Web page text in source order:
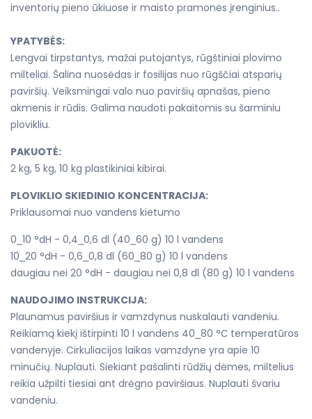
inventorių pieno ūkiuose ir maisto pramonės įrenginius..
YPATYBĖS:
Lengvai tirpstantys, mažai putojantys, rūgštiniai plovimo
milteliai. Šalina nuosėdas ir fosilijas nuo rūgščiai atsparių
paviršių. Veiksmingai valo nuo paviršių apnašas, pieno
akmenis ir rūdis. Galima naudoti pakaitomis su šarminiu
plovikliu.
PAKUOTĖ:
2 kg, 5 kg, 10 kg plastikiniai kibirai.
PLOVIKLIO SKIEDINIO KONCENTRACIJA:
Priklausomai nuo vandens kietumo
0⎯10 °dH - 0,4⎯0,6 dl (40⎯60 g) 10 l vandens
10⎯20 °dH - 0,6⎯0,8 dl (60⎯80 g) 10 l vandens
daugiau nei 20 °dH - daugiau nei 0,8 dl (80 g) 10 l vandens
NAUDOJIMO INSTRUKCIJA:
Plaunamus paviršius ir vamzdynus nuskalauti vandeniu.
Reikiamą kiekį ištirpinti 10 l vandens 40⎯80 °С temperatūros
vandenyje. Cirkuliacijos laikas vamzdyne yra apie 10
minučių. Nuplauti. Siekiant pašalinti rūdžių dėmes, miltelius
reikia užpilti tiesiai ant drėgno paviršiaus. Nuplauti švariu
vandeniu.